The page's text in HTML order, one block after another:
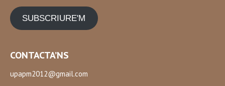
SUBSCRIURE'M
CONTACTA’NS
upapm2012@gmail.com